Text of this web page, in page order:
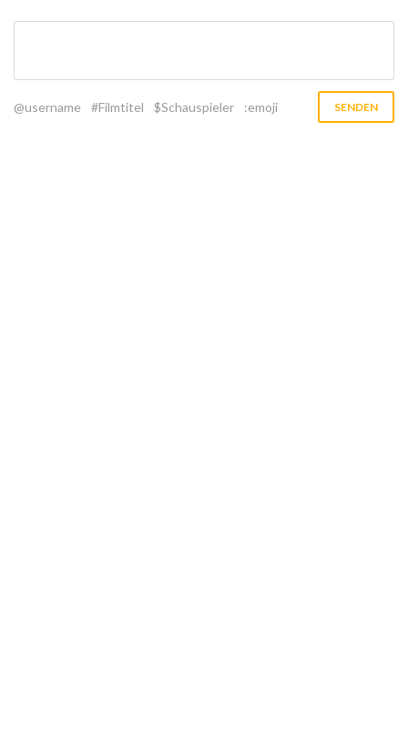
@username #Filmtitel $Schauspieler :emoji